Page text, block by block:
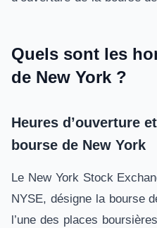
Quels sont les
de New York ?
Heures d’ouverture
bourse de New York
Le New York Stock
NYSE, désigne la bourse
l’une des places